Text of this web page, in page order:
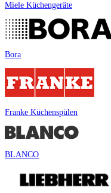
Miele Küchengeräte
Bora
Franke Küchenspülen
BLANCO